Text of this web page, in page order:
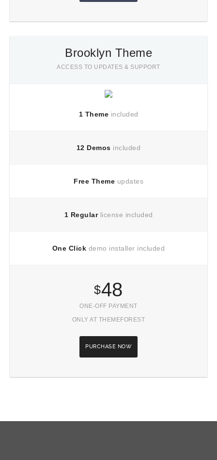
Brooklyn Theme
ACCESS TO UPDATES & SUPPORT
1 Theme included
12 Demos included
Free Theme updates
1 Regularlicense included
One Click demo installer included
$48
ONE-OFF PAYMENT
ONLY AT THEMEFOREST
PURCHASE NOW